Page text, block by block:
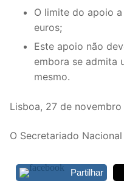
O limite do apoio
euros;
Este apoio não
embora se admita
mesmo.
Lisboa, 27 de
O Secretariado Nacional
Partilhar